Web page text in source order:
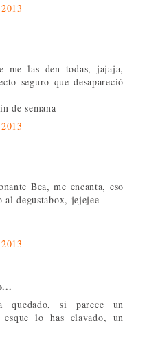
me las den todas, jajaja,
seguro que desapareció
de semana
Bea, me encanta, eso
al degustabox, jejejee
quedado, si parece un
esque lo has clavado, un